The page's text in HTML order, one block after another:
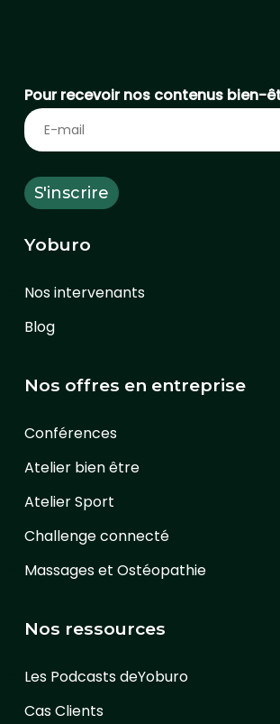
Pour recevoir nos contenus bien-
Yoburo
Nos intervenants
Blog
Nos offres en entreprise
Conférences
Atelier bien être
Atelier Sport
Challenge connecté
Massages et Ostéopathie
Nos ressources
Les Podcasts deYoburo
Cas Clients